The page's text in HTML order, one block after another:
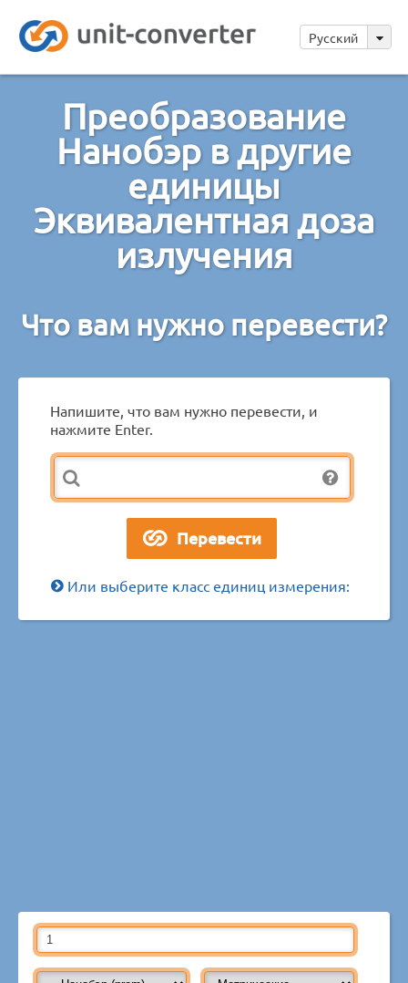
Русский
Преобразование
Нанобэр в другие
единицы
Эквивалентная доза
излучения
Что вам нужно перевести?
Напишите, что вам нужно перевести, и
нажмите Enter.
Или выберите класс единиц измерения: